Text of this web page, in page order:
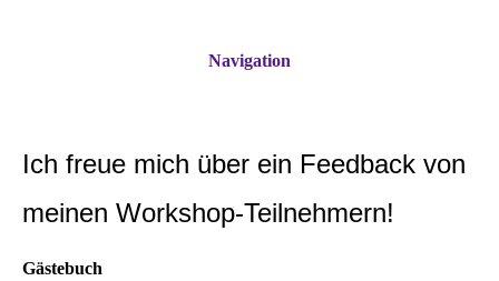
Navigation
Ich freue mich über ein Feedback von
meinen Workshop-Teilnehmern!
Gästebuch